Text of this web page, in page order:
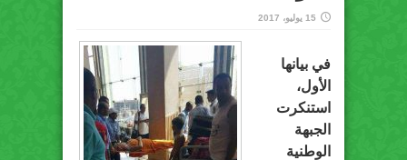
15 يوليو، 2017
في بيانها
الأول،
استنكرت
الجبهة
الوطنية